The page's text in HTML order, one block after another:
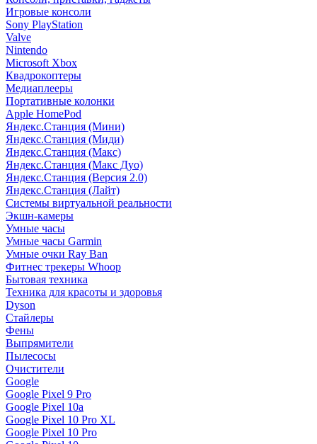
Игровые консоли
Sony PlayStation
Valve
Nintendo
Microsoft Xbox
Квадрокоптеры
Медиаплееры
Портативные колонки
Apple HomePod
Яндекс.Станция (Мини)
Яндекс.Станция (Миди)
Яндекс.Станция (Макс)
Яндекс.Станция (Макс Дуо)
Яндекс.Станция (Версия 2.0)
Яндекс.Станция (Лайт)
Системы виртуальной реальности
Экшн-камеры
Умные часы
Умные часы Garmin
Умные очки Ray Ban
Фитнес трекеры Whoop
Бытовая техника
Техника для красоты и здоровья
Dyson
Стайлеры
Фены
Выпрямители
Пылесосы
Очистители
Google
Google Pixel 9 Pro
Google Pixel 10a
Google Pixel 10 Pro XL
Google Pixel 10 Pro